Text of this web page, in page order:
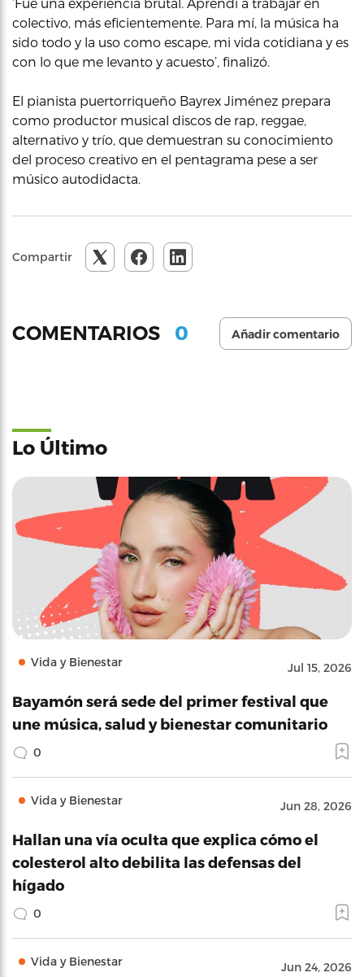
colectivo, más eficientemente. Para mí, la música ha
sido todo y la uso como escape, mi vida cotidiana y es
con lo que me levanto y acuesto’, finalizó.
El pianista puertorriqueño Bayrex Jiménez prepara
como productor musical discos de rap, reggae,
alternativo y trío, que demuestran su conocimiento
del proceso creativo en el pentagrama pese a ser
músico autodidacta.
Compartir
COMENTARIOS 0 Añadir comentario
Lo Último
Vida y Bienestar Jul 15, 2026
Bayamón será sede del primer festival que
une música, salud y bienestar comunitario
0
Vida y Bienestar Jun 28, 2026
Hallan una vía oculta que explica cómo el
colesterol alto debilita las defensas del
hígado
0
Vida y Bienestar Jun 24, 2026